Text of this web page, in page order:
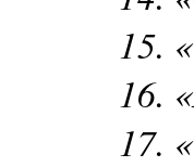
15.
16.
17.